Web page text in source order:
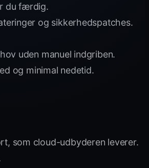
du færdig.
og sikkerhedspatches.
uden manuel indgriben.
og minimal nedetid.
som cloud-udbyderen leverer.